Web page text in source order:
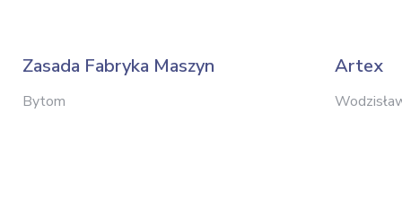
Zasada Fabryka Maszyn
Bytom
Artex